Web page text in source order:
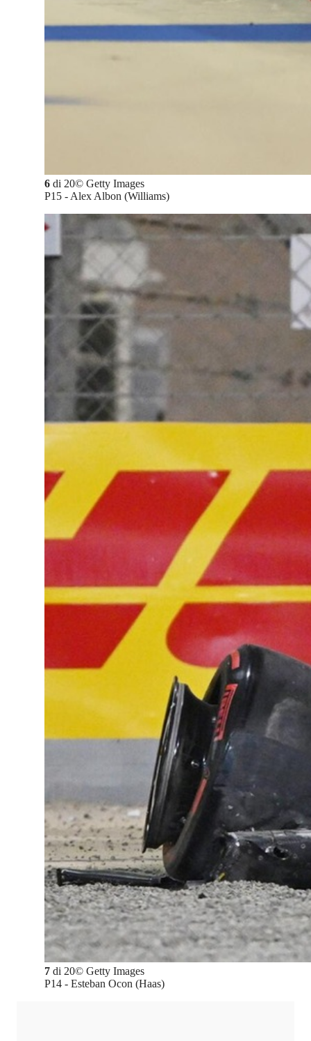
6 di 20© Getty Images
P15 - Alex Albon (Williams)
7 di 20© Getty Images
P14 - Esteban Ocon (Haas)